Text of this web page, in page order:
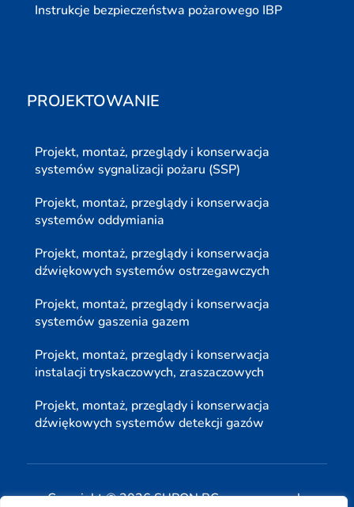
Instrukcje bezpieczeństwa pożarowego IBP
PROJEKTOWANIE
Projekt, montaż, przeglądy i konserwacja
systemów sygnalizacji pożaru (SSP)
Projekt, montaż, przeglądy i konserwacja
systemów oddymiania
Projekt, montaż, przeglądy i konserwacja
dźwiękowych systemów ostrzegawczych
Projekt, montaż, przeglądy i konserwacja
systemów gaszenia gazem
Projekt, montaż, przeglądy i konserwacja
instalacji tryskaczowych, zraszaczowych
Projekt, montaż, przeglądy i konserwacja
dźwiękowych systemów detekcji gazów
Copyright © 2026 SUPON BC sp, z o. o. sp. k.